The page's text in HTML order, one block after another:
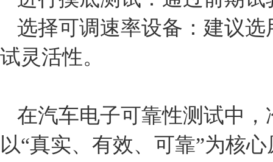
选择可调速率设备：建议
试灵活性。
在汽车电子可靠性测试中
以“真实、有效、可靠”为核